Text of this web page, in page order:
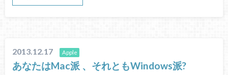
2013.12.17 Apple
あなたはMac派 、それともWindows派?